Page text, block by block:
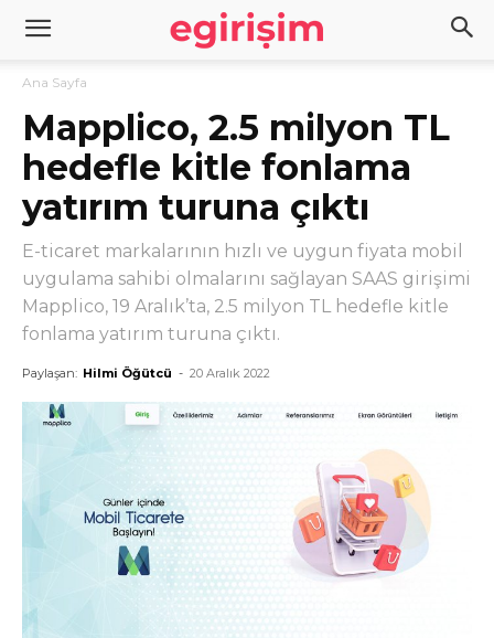
Ana Sayfa
Mapplico, 2.5 milyon TL
hedefle kitle fonlama
yatırım turuna çıktı
E-ticaret markalarının hızlı ve uygun fiyata mobil
uygulama sahibi olmalarını sağlayan SAAS girişimi
Mapplico, 19 Aralık’ta, 2.5 milyon TL hedefle kitle
fonlama yatırım turuna çıktı.
Paylaşan: Hilmi Öğütcü - 20 Aralık 2022